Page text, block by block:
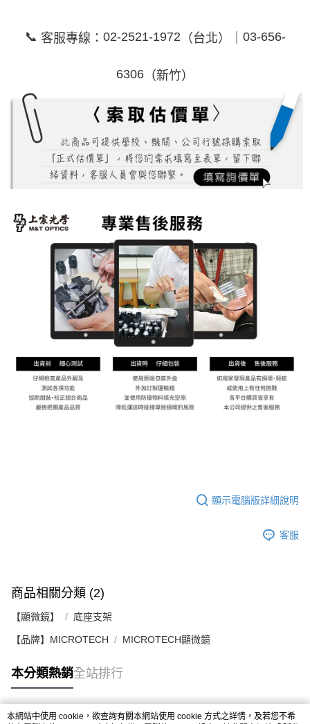
📞 客服專線： 02-2521-1972 （台北）｜ 03-656-
6306 （新竹）
顯示電腦版詳細說明
客服
商品相關分類 (2)
【顯微鏡】 底座支架
【品牌】MICROTECH MICROTECH顯微鏡
本分類熱銷全站排行
本網站中使用 cookie，欲查詢有關本網站使用 cookie 方式之詳情，及若您不希